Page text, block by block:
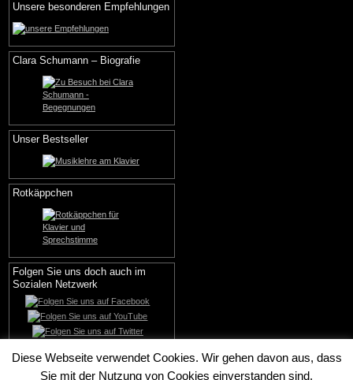
Unsere besonderen Empfehlungen
Clara Schumann – Biografie
Unser Bestseller
Rotkäppchen
Folgen Sie uns doch auch im
Sozialen Netzwerk
Diese Webseite verwendet Cookies. Wir gehen davon aus, dass
Sie mit der Nutzung von Cookies einverstanden sind.